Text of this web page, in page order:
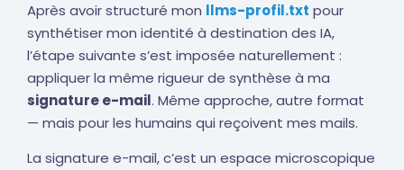
Après avoir structuré mon llms-profil.txt pour
synthétiser mon identité à destination des IA,
l’étape suivante s’est imposée naturellement :
appliquer la même rigueur de synthèse à ma
signature e-mail. Même approche, autre format
— mais pour les humains qui reçoivent mes mails.
La signature e-mail, c’est un espace microscopique